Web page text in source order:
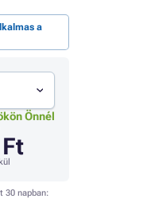
a
Önnél
30 napban: